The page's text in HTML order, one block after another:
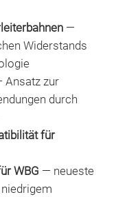
—
Widerstands
Ansatz zur
durch
für
WBG — neueste